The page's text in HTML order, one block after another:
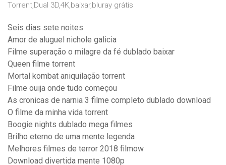
Torrent,Dual 3D,4K,baixar,bluray grátis
Seis dias sete noites
Amor de aluguel nichole galicia
Filme superação o milagre da fé dublado baixar
Queen filme torrent
Mortal kombat aniquilação torrent
Filme ouija onde tudo começou
As cronicas de narnia 3 filme completo dublado download
O filme da minha vida torrent
Boogie nights dublado mega filmes
Brilho eterno de uma mente legenda
Melhores filmes de terror 2018 filmow
Download divertida mente 1080p